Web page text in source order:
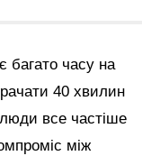
багато часу на
40 хвилин
все частіше
між